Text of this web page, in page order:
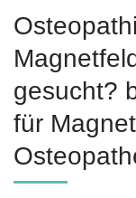
gesucht?
für